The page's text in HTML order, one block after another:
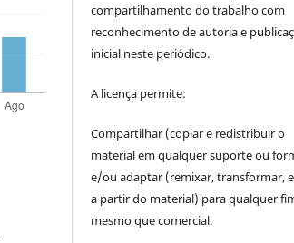
compartilhamento do trabalho com
reconhecimento de autoria e
inicial neste periódico.
A licença permite:
Compartilhar (copiar e redistribuir o
material em qualquer suporte ou
e/ou adaptar (remixar, transformar,
a partir do material) para qualquer
mesmo que comercial.